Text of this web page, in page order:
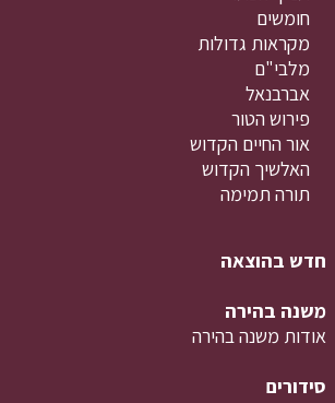
חומשים
מקראות גדולות
מלבי"ם
אברבנאל
פירוש הטור
אור החיים הקדוש
האלשיך הקדוש
תורה תמימה
חדש בהוצאה
משנה בהירה
אודות משנה בהירה
סידורים